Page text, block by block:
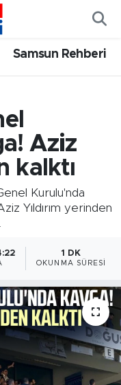
Samsun Rehberi
Aziz
kalktı
Kurulu'nda
Yıldırım yerinden
1 DK
OKUNMA SÜRESI
Fikstür